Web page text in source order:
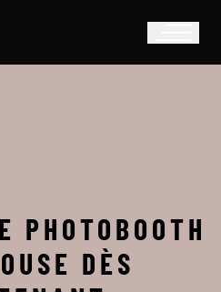
PHOTOBOOTH
DÈS